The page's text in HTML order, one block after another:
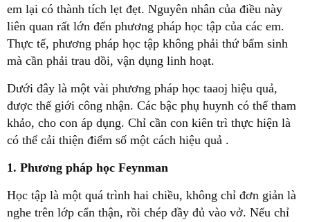
em lại có thành tích lẹt đẹt. Nguyên nhân của điều này
liên quan rất lớn đến phương pháp học tập của các em.
Thực tế, phương pháp học tập không phải thứ bẩm sinh
mà cần phải trau dồi, vận dụng linh hoạt.
Dưới đây là một vài phương pháp học taaoj hiệu quả,
được thế giới công nhận. Các bậc phụ huynh có thể tham
khảo, cho con áp dụng. Chỉ cần con kiên trì thực hiện là
có thể cải thiện điểm số một cách hiệu quả .
1. Phương pháp học Feynman
Học tập là một quá trình hai chiều, không chỉ đơn giản là
nghe trên lớp cẩn thận, rồi chép đầy đủ vào vở. Nếu chỉ